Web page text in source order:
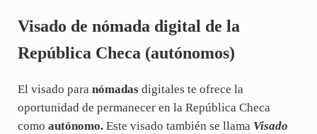
Visado de nómada digital de la
República Checa (autónomos)
El visado para nómadas digitales te ofrece la
oportunidad de permanecer en la República Checa
como autónomo. Este visado también se llama Visado